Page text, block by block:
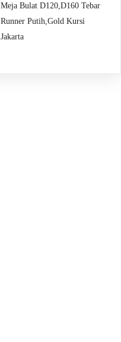
Meja Bulat D120,D160 Tebar
Runner Putih,Gold Kursi
Jakarta